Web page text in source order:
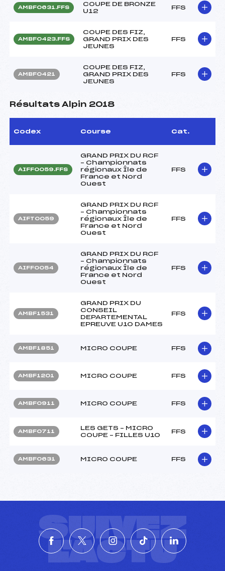
AMBF0631.FFS
COUPE DE BRONZE
U12
FFS
AMBF0423.FFS
COUPE DES FIZ,
GRAND PRIX DES
JEUNES
FFS
AMBF0421
COUPE DES FIZ,
GRAND PRIX DES
JEUNES
FFS
Résultats Alpin 2018
Codex Course Cat.
AIFF0059.FFS
GRAND PRIX DU RCF
– Championnats
régionaux Île de
France et Nord
Ouest
FFS
AIFT0059
GRAND PRIX DU RCF
– Championnats
régionaux Île de
France et Nord
Ouest
FFS
AIFF0054
GRAND PRIX DU RCF
– Championnats
régionaux Île de
France et Nord
Ouest
FFS
AMBF1531
GRAND PRIX DU
CONSEIL
DEPARTEMENTAL
EPREUVE U10 DAMES
FFS
AMBF1851 MICRO COUPE FFS
AMBF1201 MICRO COUPE FFS
AMBF0911 MICRO COUPE FFS
AMBF0711
LES GETS – MICRO
COUPE – FILLES U10
FFS
AMBF0631 MICRO COUPE FFS
SUIVEZ
L'ACTU